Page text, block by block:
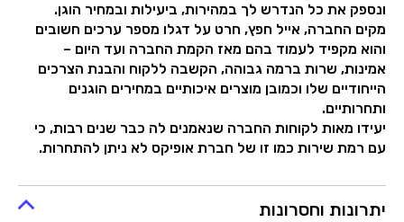
ונספק את כל הנדרש לך במהירות, ביעילות ובמחיר הוגן.
מקים החברה, אייל חפץ, חרט על דגלו מספר ערכים חשובים
והוא מקפיד לעמוד בהם מאז הקמת החברה ועד היום –
אמינות, שרות ברמה גבוהה, הקשבה ללקוח והבנת הצרכים
הייחודיים שלו וכמובן מוצרים איכותיים במחירים הוגנים
ותחרותיים.
יעידו מאות לקוחות החברה שנאמנים לה כבר שנים רבות, כי
עם רמת שירות כמו זו של חברת אופיקס לא ניתן להתחרות.
יתרונות וחסרונות